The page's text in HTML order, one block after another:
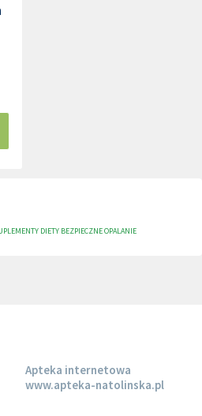
DIETY BEZPIECZNE OPALANIE
Apteka internetowa
www.apteka-natolinska.pl